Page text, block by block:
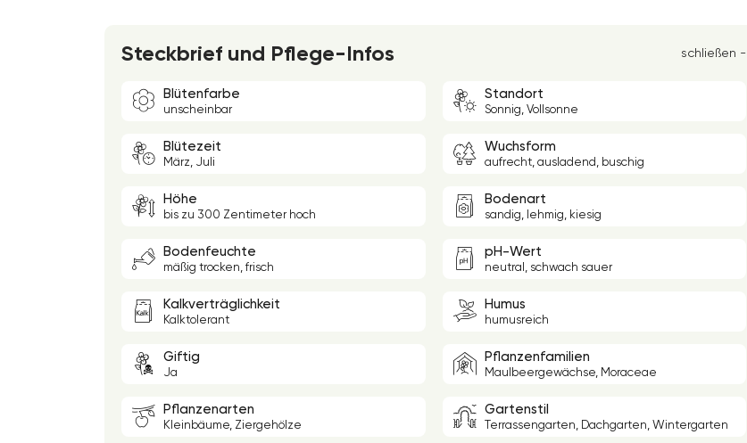
Steckbrief und Pflege-Infos schließen -
Blütenfarbe
unscheinbar
Standort
Sonnig, Vollsonne
Blütezeit
März, Juli
Wuchsform
aufrecht, ausladend, buschig
Höhe
bis zu 300 Zentimeter hoch
Bodenart
sandig, lehmig, kiesig
Bodenfeuchte
mäßig trocken, frisch
pH-Wert
neutral, schwach sauer
Kalkverträglichkeit
Kalktolerant
Humus
humusreich
Giftig
Ja
Pflanzenfamilien
Maulbeergewächse, Moraceae
Pflanzenarten
Kleinbäume, Ziergehölze
Gartenstil
Terrassengarten, Dachgarten, Wintergarten